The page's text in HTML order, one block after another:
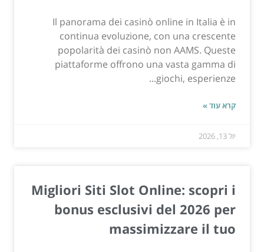
Il panorama dei casinò online in Italia è in
continua evoluzione, con una crescente
popolarità dei casinò non AAMS. Queste
piattaforme offrono una vasta gamma di
giochi, esperienze...
קרא עוד »
יול 13, 2026
Migliori Siti Slot Online: scopri i
bonus esclusivi del 2026 per
massimizzare il tuo